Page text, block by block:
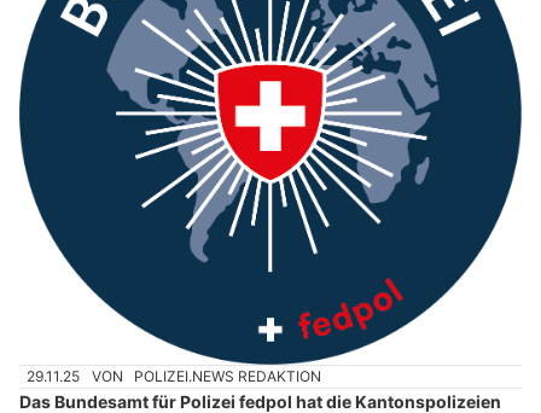
29.11.25 VON POLIZEI.NEWS REDAKTION
Das Bundesamt für Polizei fedpol hat die Kantonspolizeien